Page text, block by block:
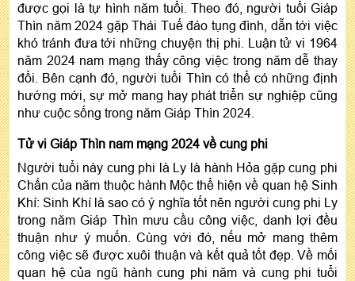
được gọi là tự hình năm tuổi. Theo đó, người tuổi Giáp
Thìn năm 2024 gặp Thái Tuế đáo tụng đình, dẫn tới việc
khó tránh đưa tới những chuyện thị phi. Luận tử vi 1964
năm 2024 nam mạng thấy công việc trong năm dễ thay
đổi. Bên cạnh đó, người tuổi Thìn có thể có những định
hướng mới, sự mở mang hay phát triển sự nghiệp cũng
như cuộc sống trong năm Giáp Thìn 2024.
Tử vi Giáp Thìn nam mạng 2024 về cung phi
Người tuổi này cung phi là Ly là hành Hỏa gặp cung phi
Chấn của năm thuộc hành Mộc thể hiện về quan hệ Sinh
Khí: Sinh Khí là sao có ý nghĩa tốt nên người cung phi Ly
trong năm Giáp Thìn mưu cầu công việc, danh lợi đều
thuận như ý muốn. Cùng với đó, nếu mở mang thêm
công việc sẽ được xuôi thuận và kết quả tốt đẹp. Về mối
quan hệ của ngũ hành cung phi năm và cung phi tuổi